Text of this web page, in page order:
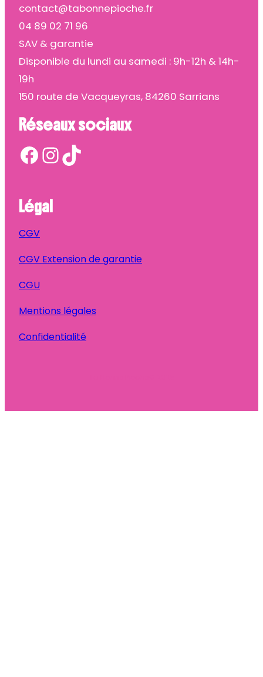
contact@tabonnepioche.fr
04 89 02 71 96
SAV & garantie
Disponible du lundi au samedi : 9h-12h & 14h-
19h
150 route de Vacqueyras, 84260 Sarrians
Réseaux sociaux
Facebook InstagramTikTok
Légal
CGV
CGV Extension de garantie
CGU
Mentions légales
Confidentialité